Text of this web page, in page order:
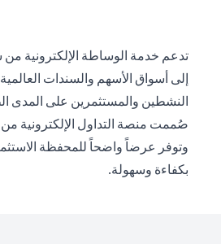
تدعم خدمة الوساطة الإلكترونية من
إلى أسواق الأسهم والسندات
النشطين والمستثمرين على المدى
صُممت منصة التداول الإلكترونية
وتوفر عرضاً واضحاً للمحفظة
بكفاءة وسهولة.